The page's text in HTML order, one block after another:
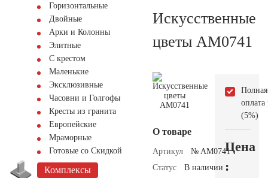
Горизонтальные
Двойные
Арки и Колонны
Элитные
С крестом
Маленькие
Эксклюзивные
Часовни и Голгофы
Кресты из гранита
Европейские
Мраморные
Готовые со Скидкой
Комплексы
Искусственные
цветы AM0741
О товаре
Артикул
№ AM0741
Статус
В наличии
Полная
оплата
(5%)
Цена
: